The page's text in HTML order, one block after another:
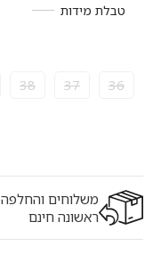
טבלת מידות
36
37
38
משלוחים והחלפה
ראשונה חינם